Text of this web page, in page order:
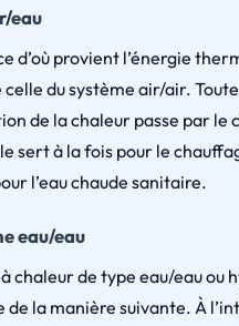
eau
d’où provient l’énergie
celle du système air/air.
de la chaleur passe par le
sert à la fois pour le
l’eau chaude sanitaire.
eau/eau
chaleur de type eau/eau ou
la manière suivante. À